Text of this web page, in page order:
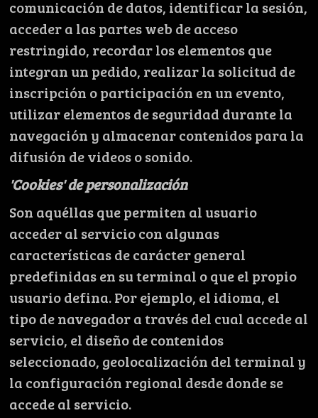
comunicación de datos, identificar la sesión,
acceder a las partes web de acceso
restringido, recordar los elementos que
integran un pedido, realizar la solicitud de
inscripción o participación en un evento,
utilizar elementos de seguridad durante la
navegación y almacenar contenidos para la
difusión de videos o sonido.
'Cookies' de personalización
Son aquéllas que permiten al usuario
acceder al servicio con algunas
características de carácter general
predefinidas en su terminal o que el propio
usuario defina. Por ejemplo, el idioma, el
tipo de navegador a través del cual accede al
servicio, el diseño de contenidos
seleccionado, geolocalización del terminal y
la configuración regional desde donde se
accede al servicio.